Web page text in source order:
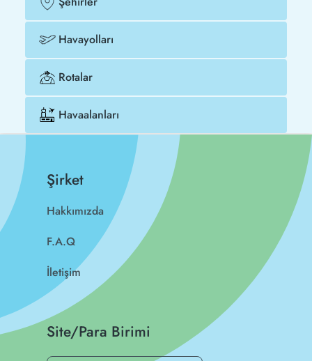
Havayolları
Rotalar
Havaalanları
Şirket
Hakkımızda
F.A.Q
İletişim
Site/Para Birimi